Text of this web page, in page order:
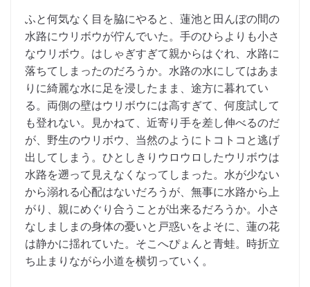
ふと何気なく目を脇にやると、蓮池と田んぼの間の
水路にウリボウが佇んでいた。手のひらよりも小さ
なウリボウ。はしゃぎすぎて親からはぐれ、水路に
落ちてしまったのだろうか。水路の水にしてはあま
りに綺麗な水に足を浸したまま、途方に暮れてい
る。両側の壁はウリボウには高すぎて、何度試して
も登れない。見かねて、近寄り手を差し伸べるのだ
が、野生のウリボウ、当然のようにトコトコと逃げ
出してしまう。ひとしきりウロウロしたウリボウは
水路を遡って見えなくなってしまった。水が少ない
から溺れる心配はないだろうが、無事に水路から上
がり、親にめぐり合うことが出来るだろうか。小さ
なしましまの身体の憂いと戸惑いをよそに、蓮の花
は静かに揺れていた。そこへぴょんと青蛙。時折立
ち止まりながら小道を横切っていく。